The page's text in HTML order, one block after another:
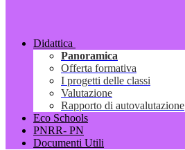
Didattica
Panoramica
Offerta formativa
I progetti delle classi
Valutazione
Rapporto di autovalutazione
Eco Schools
PNRR- PN
Documenti Utili